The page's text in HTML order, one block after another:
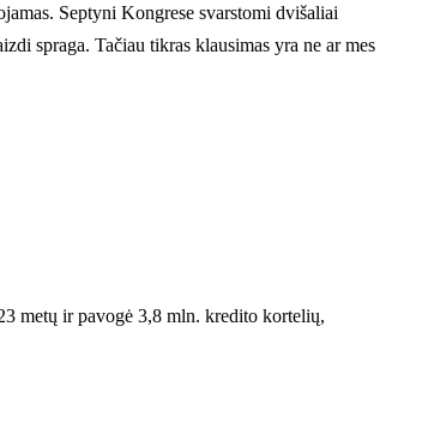
Septyni Kongrese svarstomi dvišaliai
spraga. Tačiau tikras klausimas yra ne ar mes
metų ir pavogė 3,8 mln. kredito kortelių,